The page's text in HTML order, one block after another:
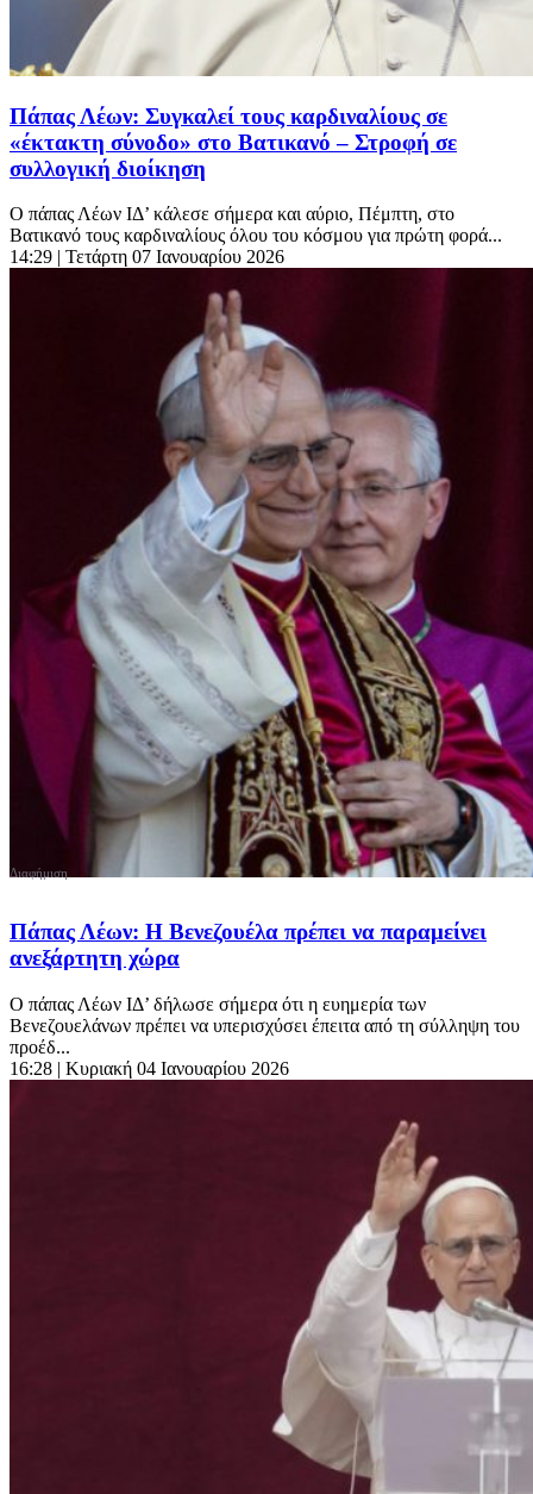
Πάπας Λέων: Συγκαλεί τους καρδιναλίους σε
«έκτακτη σύνοδο» στο Βατικανό – Στροφή σε
συλλογική διοίκηση
Ο πάπας Λέων ΙΔ’ κάλεσε σήμερα και αύριο, Πέμπτη, στο
Βατικανό τους καρδιναλίους όλου του κόσμου για πρώτη φορά...
14:29 | Τετάρτη 07 Ιανουαρίου 2026
Πάπας Λέων: Η Βενεζουέλα πρέπει να παραμείνει
ανεξάρτητη χώρα
Ο πάπας Λέων ΙΔ’ δήλωσε σήμερα ότι η ευημερία των
Βενεζουελάνων πρέπει να υπερισχύσει έπειτα από τη σύλληψη του
προέδ...
16:28 | Κυριακή 04 Ιανουαρίου 2026